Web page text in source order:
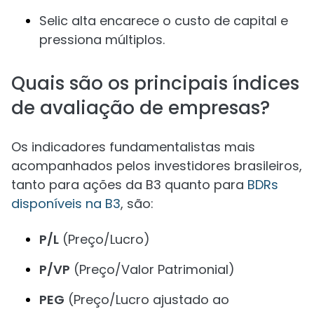
Selic alta encarece o custo de capital e
pressiona múltiplos.
Quais são os principais índices
de avaliação de empresas?
Os indicadores fundamentalistas mais
acompanhados pelos investidores brasileiros,
tanto para ações da B3 quanto para BDRs
disponíveis na B3, são:
P/L (Preço/Lucro)
P/VP (Preço/Valor Patrimonial)
PEG (Preço/Lucro ajustado ao